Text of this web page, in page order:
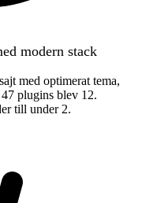
modern stack
med optimerat tema,
plugins blev 12.
till under 2.